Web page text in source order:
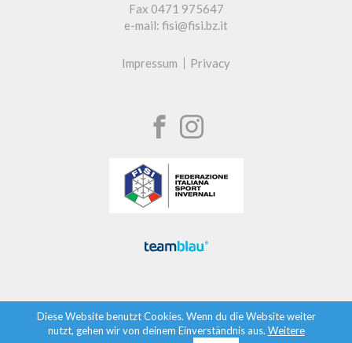
Fax 0471 975647
e-mail: fisi@fisi.bz.it
Impressum Privacy
Diese Website benutzt Cookies. Wenn du die Website weiter
nutzt, gehen wir von deinem Einverständnis aus. Weitere